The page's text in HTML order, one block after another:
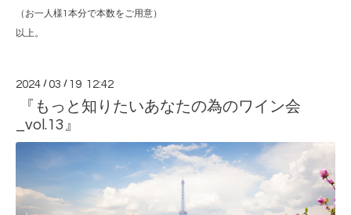
（お一人様1本分で本数をご用意）
以上。
2024 /03 / 19 12:42
『もっと知りたいあなたの為のワイン会
_vol.13』